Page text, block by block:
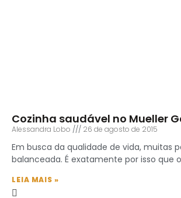
Cozinha saudável no Mueller
Alessandra Lobo 26 de agosto de 2015
Em busca da qualidade de vida, muitas
balanceada. É exatamente por isso que
LEIA MAIS »